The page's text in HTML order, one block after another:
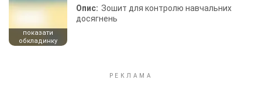
показати
обкладинку
Опис: Зошит для контролю навчальних
досягнень